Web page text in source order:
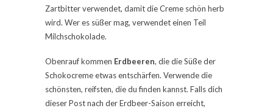
Zartbitter verwendet, damit die Creme schön herb
wird. Wer es süßer mag, verwendet einen Teil
Milchschokolade.
Obenrauf kommen Erdbeeren, die die Süße der
Schokocreme etwas entschärfen. Verwende die
schönsten, reifsten, die du finden kannst. Falls dich
dieser Post nach der Erdbeer-Saison erreicht,